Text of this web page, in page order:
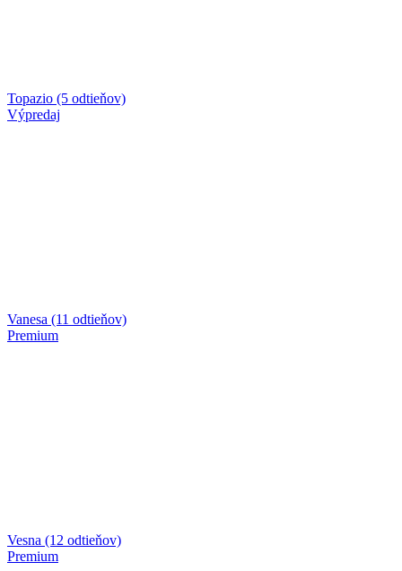
Topazio (5 odtieňov)
Výpredaj
Vanesa (11 odtieňov)
Premium
Vesna (12 odtieňov)
Premium